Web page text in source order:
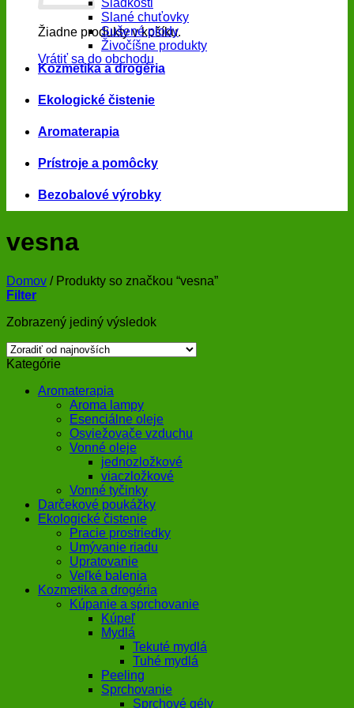
Žiadne produkty v košíku.
Vrátiť sa do obchodu
Sladkosti
Slané chuťovky
Sušené plody
Živočíšne produkty
Kozmetika a drogéria
Ekologické čistenie
Aromaterapia
Prístroje a pomôcky
Bezobalové výrobky
vesna
Domov /Produkty so značkou “vesna”
Filter
Zobrazený jediný výsledok
Kategórie
Aromaterapia
Aroma lampy
Esenciálne oleje
Osviežovače vzduchu
Vonné oleje
jednozložkové
viaczložkové
Vonné tyčinky
Darčekové poukážky
Ekologické čistenie
Pracie prostriedky
Umývanie riadu
Upratovanie
Veľké balenia
Kozmetika a drogéria
Kúpanie a sprchovanie
Kúpeľ
Mydlá
Tekuté mydlá
Tuhé mydlá
Peeling
Sprchovanie
Sprchové gély